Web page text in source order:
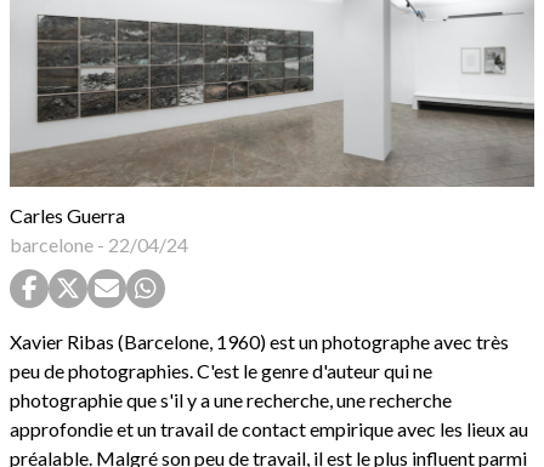
Carles Guerra
barcelone - 22/04/24
Xavier Ribas (Barcelone, 1960) est un photographe avec très
peu de photographies. C'est le genre d'auteur qui ne
photographie que s'il y a une recherche, une recherche
approfondie et un travail de contact empirique avec les lieux au
préalable. Malgré son peu de travail, il est le plus influent parmi